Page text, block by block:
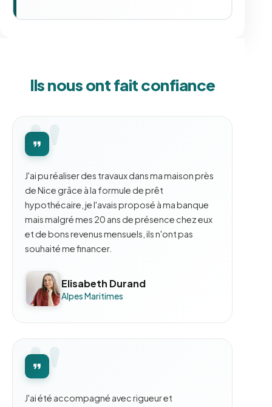
Ils nous ont fait confiance
J'ai pu réaliser des travaux dans ma maison près
de Nice grâce à la formule de prêt
hypothécaire, je l'avais proposé à ma banque
mais malgré mes 20 ans de présence chez eux
et de bons revenus mensuels, ils n'ont pas
souhaité me financer.
Elisabeth Durand
Alpes Maritimes
J'ai été accompagné avec rigueur et